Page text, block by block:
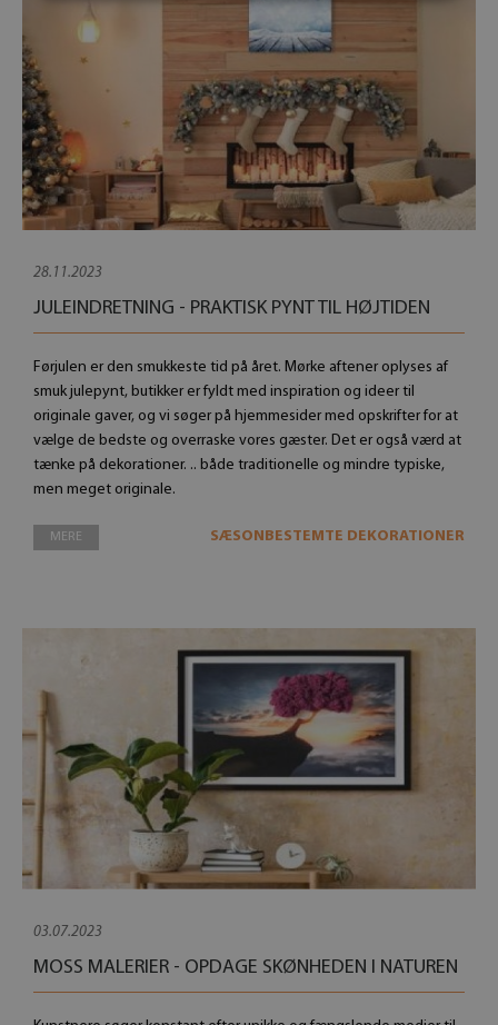
28.11.2023
JULEINDRETNING - PRAKTISK PYNT TIL HØJTIDEN
Førjulen er den smukkeste tid på året. Mørke aftener oplyses af
smuk julepynt, butikker er fyldt med inspiration og ideer til
originale gaver, og vi søger på hjemmesider med opskrifter for at
vælge de bedste og overraske vores gæster. Det er også værd at
tænke på dekorationer. .. både traditionelle og mindre typiske,
men meget originale.
MERE SÆSONBESTEMTE DEKORATIONER
03.07.2023
MOSS MALERIER - OPDAGE SKØNHEDEN I NATUREN